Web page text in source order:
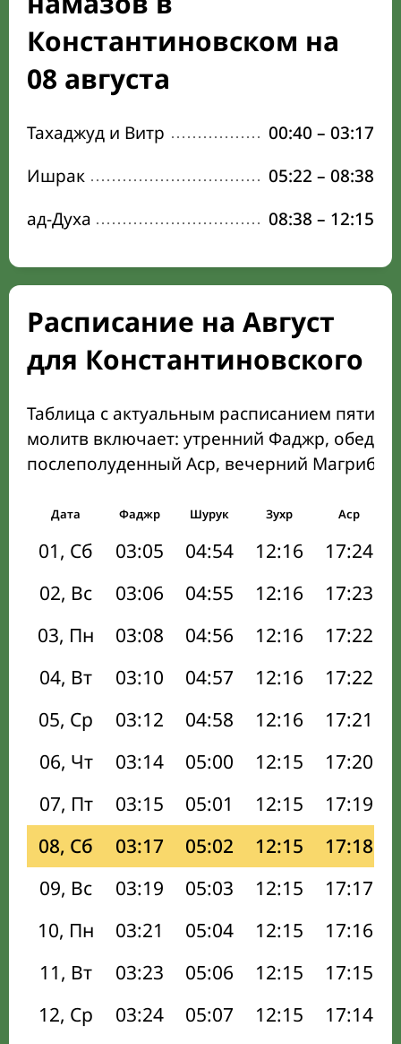
Константиновском на
08 августа
Тахаджуд и Витр 00:40 – 03:17
Ишрак
05:22 – 08:38
ад-Духа
08:38 – 12:15
Расписание на Август
для Константиновского
Таблица с актуальным расписанием пяти
молитв включает: утренний Фаджр,
послеполуденный Аср, вечерний Магриб
Дата Фаджр Шурук Зухр Аср
01, Сб 03:05 04:54 12:16 17:24
02, Вс
03:06 04:55 12:16 17:23
03, Пн
03:08 04:56 12:16 17:22
04, Вт
03:10 04:57 12:16 17:22
05, Ср
03:12 04:58 12:16 17:21
06, Чт
03:14 05:00 12:15 17:20
07, Пт
03:15 05:01 12:15 17:19
08, Сб
03:17 05:02 12:15 17:18
09, Вс
03:19 05:03 12:15 17:17
10, Пн
03:21 05:04 12:15 17:16
11, Вт
03:23 05:06 12:15 17:15
12, Ср
03:24 05:07 12:15 17:14